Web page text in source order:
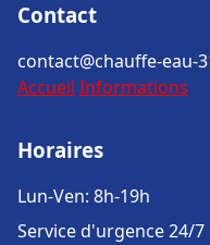
Contact
contact@chauffe-eau-
Accueil Informations
Horaires
Lun-Ven: 8h-19h
Service d'urgence 24/7